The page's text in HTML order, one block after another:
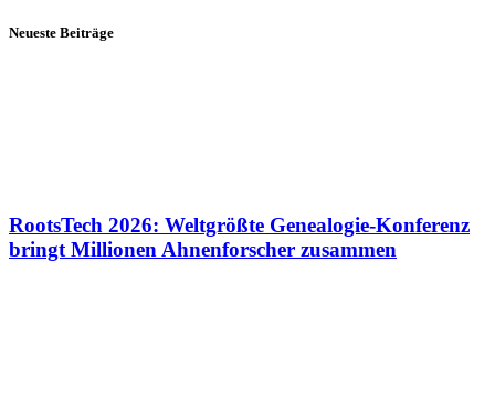
Neueste Beiträge
RootsTech 2026: Weltgrößte Genealogie-Konferenz
bringt Millionen Ahnenforscher zusammen